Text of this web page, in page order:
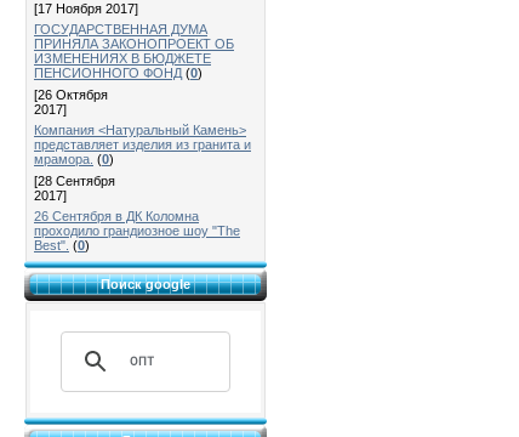
[17 Ноября 2017]
ГОСУДАРСТВЕННАЯ ДУМА
ПРИНЯЛА ЗАКОНОПРОЕКТ ОБ
ИЗМЕНЕНИЯХ В БЮДЖЕТЕ
ПЕНСИОННОГО ФОНД (0)
[26 Октября
2017]
Компания <Натуральный Камень>
представляет изделия из гранита и
мрамора. (0)
[28 Сентября
2017]
26 Сентября в ДК Коломна
проходило грандиозное шоу "The
Best". (0)
Поиск google